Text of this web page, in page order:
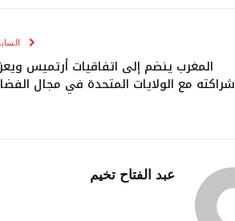
المغرب ينضم إلى اتفاقيات أرتميس
شراكته مع الولايات المتحدة في مجال
عبد الفتاح تخيم